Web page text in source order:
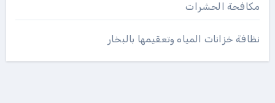
مكافحة الحشرات
نظافة خزانات المياه وتعقيمها بالبخار